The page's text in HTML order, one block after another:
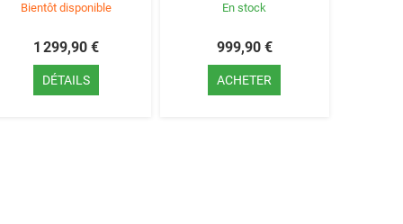
Bientôt disponible
1 299,90 €
DÉTAILS
En stock
999,90 €
ACHETER